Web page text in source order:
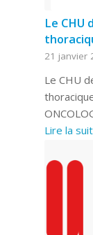
Le CHU
21 janvier
Le CHU
Lire la